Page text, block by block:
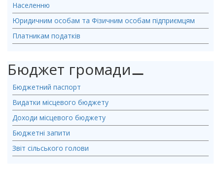
Населенню
Юридичним особам та Фізичним особам підприємцям
Платникам податків
Бюджет громади⚊
Бюджетний паспорт
Видатки місцевого бюджету
Доходи місцевого бюджету
Бюджетні запити
Звіт сільського голови